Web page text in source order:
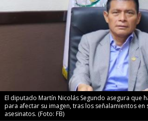
El diputado Martín Nicolás Segundo asegura que
para afectar su imagen, tras los señalamientos
asesinatos. (Foto: FB)